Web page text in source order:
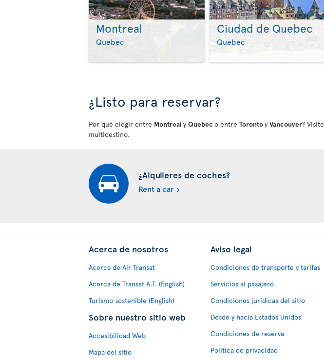
Montreal
Quebec >
Ciudad de Quebec
Quebec
¿Listo para reservar?
Por qué elegir entre Montreal y Quebec o entre Torontoy Vancouver?
multidestino.
¿Alquileres de coches?
Rent a car
Acerca de nosotros
Acerca de Air Transat
Acerca de Transat A.T. (English)
Turismo sostenible (English)
Sobre nuestro sitio web
Accesibilidad Web
Mapa del sitio
Aviso legal
Condiciones de transporte y tarifas
Servicios al pasajero
Condiciones jurídicas del sitio
Desde y hacia Estados Unidos
Condiciones de reserva
Política de privacidad